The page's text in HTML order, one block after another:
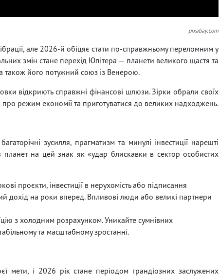
pixabay.com
але 2026-й обіцяє стати по-справжньому переломним у
змін стане перехід Юпітера — планети великого щастя та
також його потужний союз із Венерою.
відкриють справжні фінансові шлюзи. Зірки обрали своїх
режим економії та приготуватися до великих надходжень.
зусилля, прагматизм та минулі інвестиції нарешті
планет на цей знак як «удар блискавки в сектор особистих
проєкти, інвестиції в нерухомість або підписання
дохід на роки вперед. Впливові люди або великі партнери
з холодним розрахунком. Уникайте сумнівних
та масштабному зростанні.
мети, і 2026 рік стане періодом грандіозних заслужених